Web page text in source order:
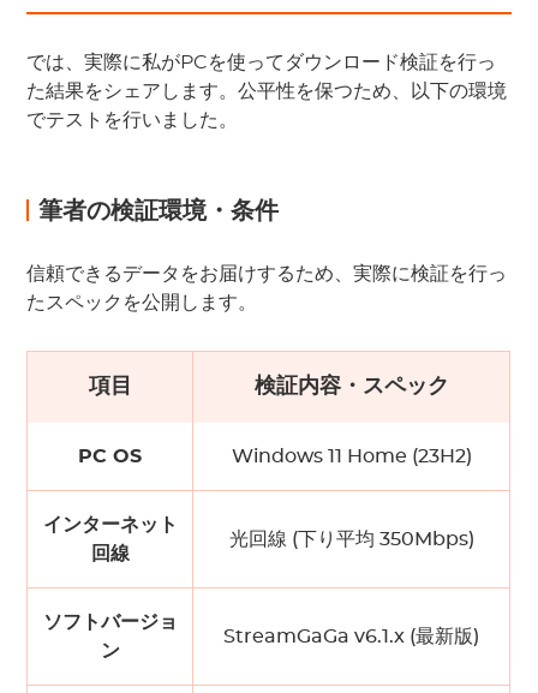
では、実際に私がPCを使ってダウンロード検証を行っ
た結果をシェアします。公平性を保つため、以下の環境
でテストを行いました。
筆者の検証環境・条件
信頼できるデータをお届けするため、実際に検証を行っ
たスペックを公開します。
項目 検証内容・スペック
PC OS Windows 11 Home (23H2)
インターネット
回線
光回線 (下り平均 350Mbps)
ソフトバージョ
ン
StreamGaGa v6.1.x (最新版)